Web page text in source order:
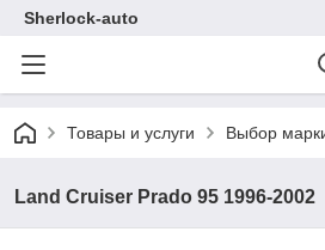
Sherlock-auto
Товары и услуги Выбор
Land Cruiser Prado 95 1996-2002